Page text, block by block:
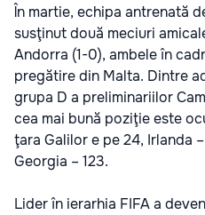
În martie, echipa antrenată
susţinut două meciuri
Andorra (1-0), ambele în
pregătire din Malta. Dintre
grupa D a preliminariilor
cea mai bună poziţie este
ţara Galilor e pe 24, Irlanda
Georgia – 123.
Lider în ierarhia FIFA a